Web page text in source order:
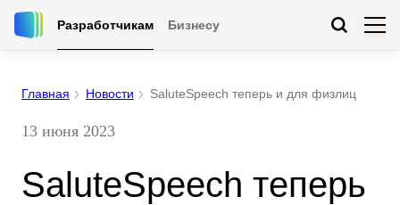
Разработчикам Бизнесу
Главная Новости SaluteSpeech теперь и для физлиц
13 июня 2023
SaluteSpeech теперь